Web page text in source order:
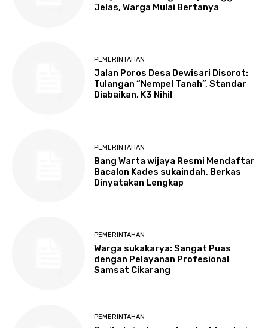
Jelas, Warga Mulai Bertanya
PEMERINTAHAN
Jalan Poros Desa Dewisari Disorot:
Tulangan “Nempel Tanah”, Standar
Diabaikan, K3 Nihil
PEMERINTAHAN
Bang Warta wijaya Resmi Mendaftar
Bacalon Kades sukaindah, Berkas
Dinyatakan Lengkap
PEMERINTAHAN
Warga sukakarya: Sangat Puas
dengan Pelayanan Profesional
Samsat Cikarang
PEMERINTAHAN